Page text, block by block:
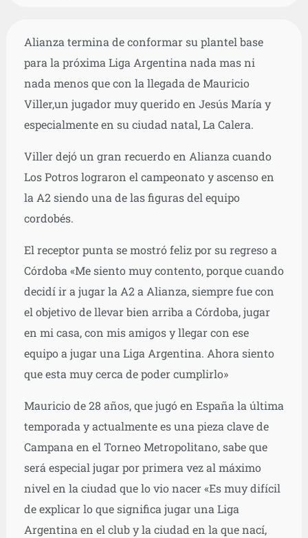
Alianza termina de conformar su plantel base
para la próxima Liga Argentina nada mas ni
nada menos que con la llegada de Mauricio
Viller,un jugador muy querido en Jesús María y
especialmente en su ciudad natal, La Calera.
Viller dejó un gran recuerdo en Alianza cuando
Los Potros lograron el campeonato y ascenso en
la A2 siendo una de las figuras del equipo
cordobés.
El receptor punta se mostró feliz por su regreso a
Córdoba «Me siento muy contento, porque cuando
decidí ir a jugar la A2 a Alianza, siempre fue con
el objetivo de llevar bien arriba a Córdoba, jugar
en mi casa, con mis amigos y llegar con ese
equipo a jugar una Liga Argentina. Ahora siento
que esta muy cerca de poder cumplirlo»
Mauricio de 28 años, que jugó en España la última
temporada y actualmente es una pieza clave de
Campana en el Torneo Metropolitano, sabe que
será especial jugar por primera vez al máximo
nivel en la ciudad que lo vio nacer «Es muy difícil
de explicar lo que significa jugar una Liga
Argentina en el club y la ciudad en la que nací,